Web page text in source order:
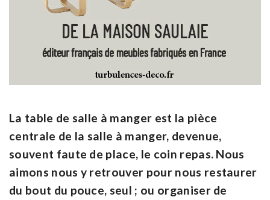
La table de salle à manger est la pièce
centrale de la salle à manger, devenue,
souvent faute de place, le coin repas. Nous
aimons nous y retrouver pour nous restaurer
du bout du pouce, seul ; ou organiser de